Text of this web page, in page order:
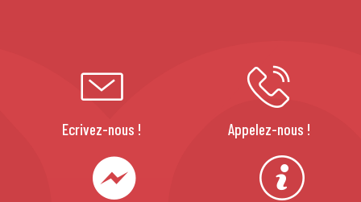
Ecrivez-nous ! Appelez-nous !